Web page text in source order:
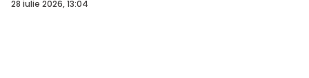
28 iulie 2026, 13:04